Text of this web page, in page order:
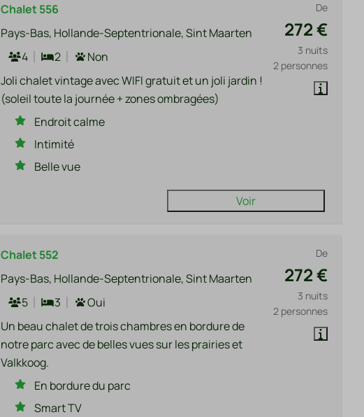
De
272 €
3 nuits
2 personnes
Chalet 556
Pays-Bas, Hollande-Septentrionale, Sint Maarten
4
2
Non
Joli chalet vintage avec WIFI gratuit et un joli jardin !
(soleil toute la journée + zones ombragées)
Endroit calme
Intimité
Belle vue
Voir
De
272 €
3 nuits
2 personnes
Chalet 552
Pays-Bas, Hollande-Septentrionale, Sint Maarten
5
3
Oui
Un beau chalet de trois chambres en bordure de
notre parc avec de belles vues sur les prairies et
Valkkoog.
En bordure du parc
Smart TV